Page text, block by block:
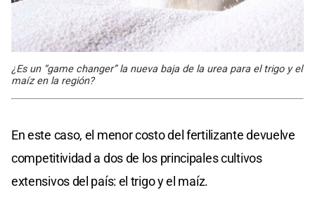
¿Es un “game changer” la nueva baja de la urea para el trigo y el
maíz en la región?
En este caso, el menor costo del fertilizante devuelve
competitividad a dos de los principales cultivos
extensivos del país: el trigo y el maíz.